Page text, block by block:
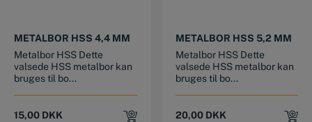
METALBOR HSS 4,4 MM
Metalbor HSS Dette
valsede HSS metalbor kan
bruges til bo...
15,00 DKK
METALBOR HSS 5,2 MM
Metalbor HSS Dette
valsede HSS metalbor kan
bruges til bo...
20,00 DKK